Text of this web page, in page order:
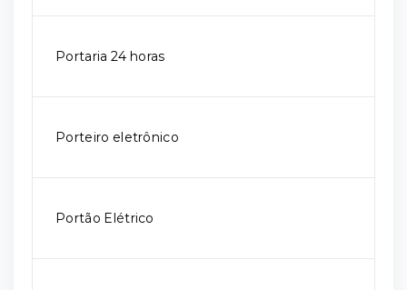
Portaria 24 horas
Porteiro eletrônico
Portão Elétrico